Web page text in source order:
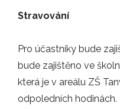
Elitní tým mužů
Stravování
Pro účastníky bude
bude zajištěno ve
která je v areálu ZŠ
odpoledních